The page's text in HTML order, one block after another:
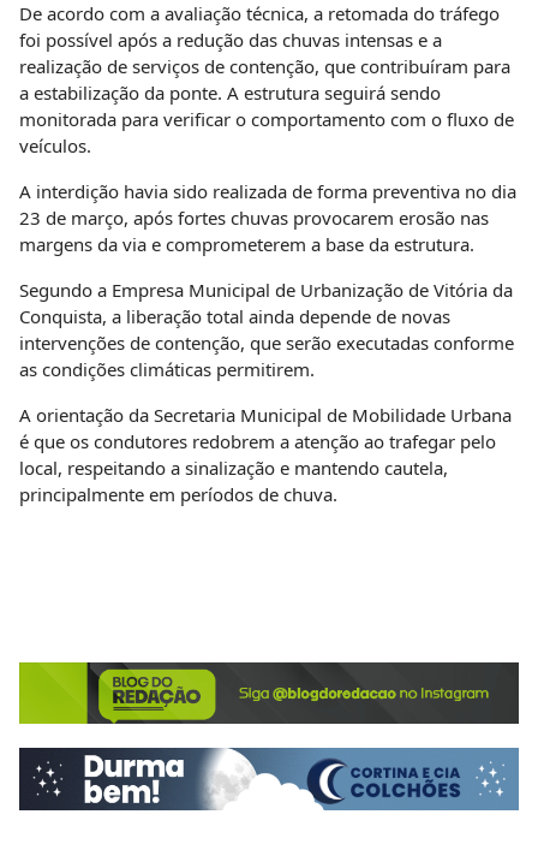
De acordo com a avaliação técnica, a retomada do tráfego
foi possível após a redução das chuvas intensas e a
realização de serviços de contenção, que contribuíram para
a estabilização da ponte. A estrutura seguirá sendo
monitorada para verificar o comportamento com o fluxo de
veículos.
A interdição havia sido realizada de forma preventiva no dia
23 de março, após fortes chuvas provocarem erosão nas
margens da via e comprometerem a base da estrutura.
Segundo a Empresa Municipal de Urbanização de Vitória da
Conquista, a liberação total ainda depende de novas
intervenções de contenção, que serão executadas conforme
as condições climáticas permitirem.
A orientação da Secretaria Municipal de Mobilidade Urbana
é que os condutores redobrem a atenção ao trafegar pelo
local, respeitando a sinalização e mantendo cautela,
principalmente em períodos de chuva.